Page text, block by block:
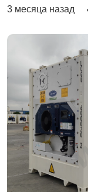
3 месяца назад